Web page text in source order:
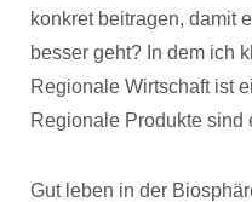
konkret beitragen, damit
besser geht? In dem ich
Regionale Wirtschaft ist
Regionale Produkte sind
Gut leben in der